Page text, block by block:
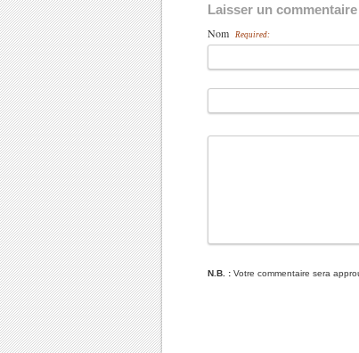
Laisser un commentaire
Nom Required:
N.B. : Votre commentaire sera